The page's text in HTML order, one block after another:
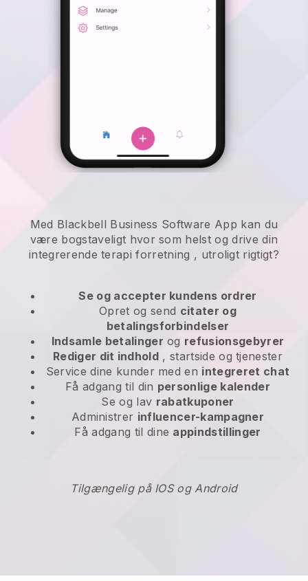
Med Blackbell Business Software App kan du
være bogstaveligt hvor som helst ogdrive din
integrerende terapi forretning , utroligt rigtigt?
Se og accepter kundens ordrer
Opret og send citater og
betalingsforbindelser
Indsamle betalinger og refusionsgebyrer
Rediger dit indhold , startside og tjenester
Service dine kunder med en integreret chat
Få adgang til din personlige kalender
Se og lav rabatkuponer
Administrer influencer-kampagner
Få adgang til dine appindstillinger
Tilgængelig på IOS og Android